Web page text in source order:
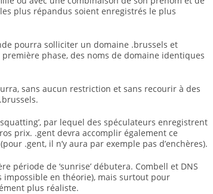
plus répandus soient enregistrés le plus
pourra solliciter un domaine .brussels et
phase, des noms de domaine identiques
sans aucun restriction et sans recourir à des
par lequel des spéculateurs enregistrent
prix. .gent devra accomplir également ce
.gent, il n’y aura par exemple pas d’enchères).
période de ‘sunrise’ débutera. Combell et DNS
impossible en théorie), mais surtout pour
plus réaliste.